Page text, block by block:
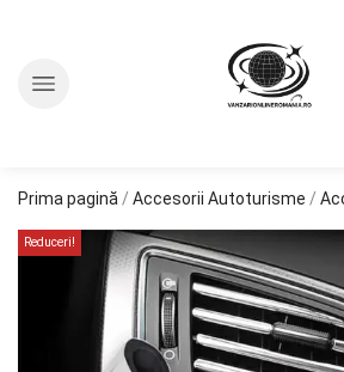
Prima pagină / Accesorii Autoturisme /
Reduceri!